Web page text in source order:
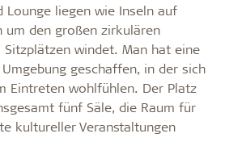
Lounge liegen wie Inseln auf
um den großen zirkulären
windet. Man hat eine
geschaffen, in der sich
Eintreten wohlfühlen. Der Platz
fünf Säle, die Raum für
kultureller Veranstaltungen